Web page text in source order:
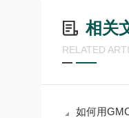
相关
RELATED
如何用GMC-I电能